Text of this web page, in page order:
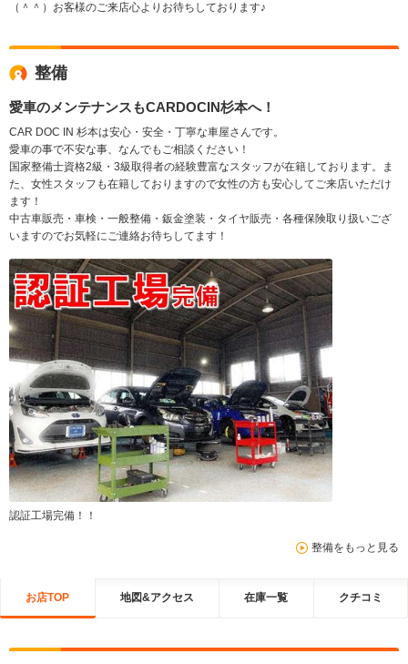
（＾＾）お客様のご来店心よりお待ちしております♪
整備
愛車のメンテナンスもCARDOCIN杉本へ！
CAR DOC IN 杉本は安心・安全・丁寧な車屋さんです。
愛車の事で不安な事、なんでもご相談ください！
国家整備士資格2級・3級取得者の経験豊富なスタッフが在籍しております。ま
た、女性スタッフも在籍しておりますので女性の方も安心してご来店いただけ
ます！
中古車販売・車検・一般整備・鈑金塗装・タイヤ販売・各種保険取り扱いござ
いますのでお気軽にご連絡お待ちしてます！
認証工場完備！！
整備をもっと見る
お店TOP 地図&アクセス 在庫一覧 クチコミ